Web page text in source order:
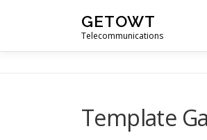
GETOWT
Telecommunications
Template